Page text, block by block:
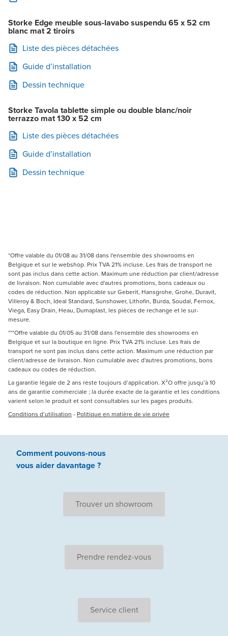
Storke Edge meuble sous-lavabo suspendu 65 x 52 cm
blanc mat 2 tiroirs
Liste des pièces détachées
Guide d’installation
Dessin technique
Storke Tavola tablette simple ou double blanc/noir
terrazzo mat 130 x 52 cm
Liste des pièces détachées
Guide d’installation
Dessin technique
*Offre valable du 01/08 au 31/08 dans l'ensemble des showrooms en
Belgique et sur le webshop. Prix TVA 21% incluse. Les frais de transport ne
sont pas inclus dans cette action. Maximum une réduction par client/adresse
de livraison. Non cumulable avec d'autres promotions, bons cadeaux ou
codes de réduction. Non applicable sur Geberit, Hansgrohe, Grohe, Duravit,
Villeroy & Boch, Ideal Standard, Sunshower, Lithofin, Burda, Soudal, Fernox,
Viega, Easy Drain, Heau, Dumaplast, les pièces de rechange et le sur-
mesure.
***Offre valable du 01/05 au 31/08 dans l'ensemble des showrooms en
Belgique et sur la boutique en ligne. Prix TVA 21% incluse. Les frais de
transport ne sont pas inclus dans cette action. Maximum une réduction par
client/adresse de livraison. Non cumulable avec d'autres promotions, bons
cadeaux ou codes de réduction.
La garantie légale de 2 ans reste toujours d’application. X²O offre jusqu’à 10
ans de garantie commerciale ; la durée exacte de la garantie et les conditions
varient selon le produit et sont consultables sur les pages produits.
Conditions d’utilisation - Politique en matière de vie privée
Comment pouvons-nous
vous aiderdavantage ?
Trouver un showroom
Prendre rendez-vous
Service client